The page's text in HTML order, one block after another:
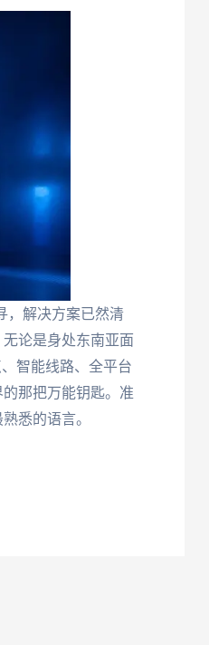
，解决方案已然清
论是身处东南亚面
智能线路、全平台
那把万能钥匙。准
悉的语言。